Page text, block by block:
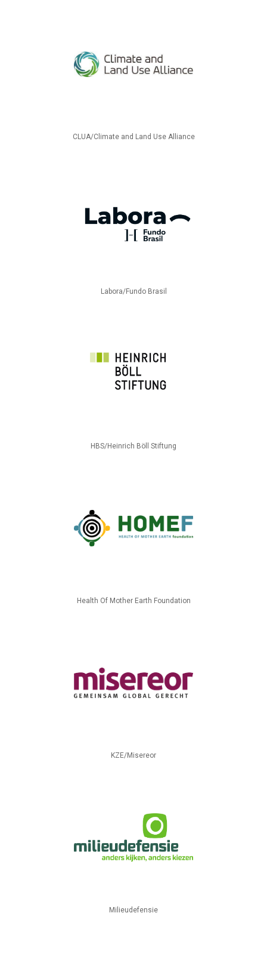
CLUA/Climate and Land Use Alliance
Labora/Fundo Brasil
HBS/Heinrich Böll Stiftung
Health Of Mother Earth Foundation
KZE/Misereor
Milieudefensie